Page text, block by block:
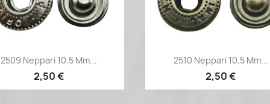
Pikakatselu
2509 Neppari 10,5 Mm...
2,50 €
Pikakatselu
2510 Neppari 10,5 Mm...
2,50 €